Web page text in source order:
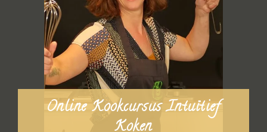
Online Kookcursus Intuïtief